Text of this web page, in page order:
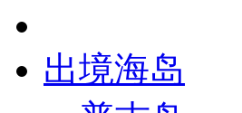
出境海岛